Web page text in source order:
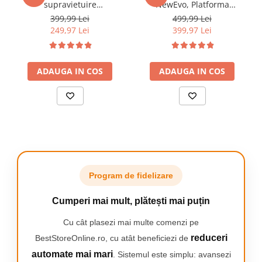
Cheie auxiliară
Bit set
supravietuire
multifunctional 92 in
1,Instrumente profesionale
multifunctionale,
vanatoare, drumetii,
alpinism si aventuri in aer
liber, Negru
399,99 Lei
249,97 Lei
ADAUGA IN COS
NewEvo, Platforma
vibrationala,120 niveluri de
viteza, afisaj LED, 50Hz,
200W, Amplitudinea
vibratiei 0.8 mm, Greutate
maxim admisa 150kg,
Telecomanda,Negru
499,99 Lei
399,97 Lei
ADAUGA IN COS
Program de fidelizare
Cumperi mai mult, plătești mai puțin
Cu cât plasezi mai multe comenzi pe
BestStoreOnline.ro, cu atât beneficiezi de reduceri
automate mai mari. Sistemul este simplu: avansezi